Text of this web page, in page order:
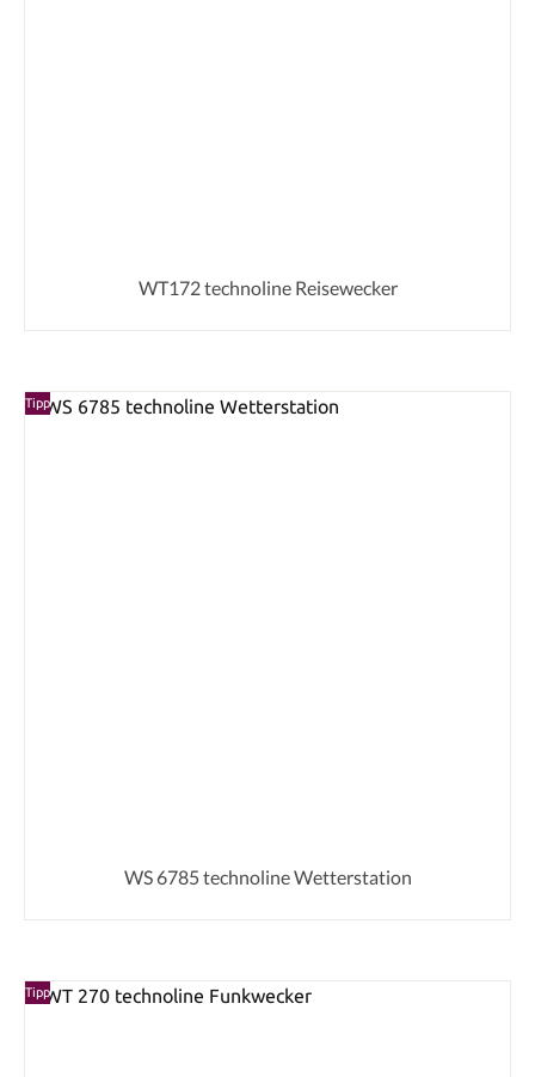
WT172 technoline Reisewecker
Tipp
WS 6785 technoline Wetterstation
Tipp